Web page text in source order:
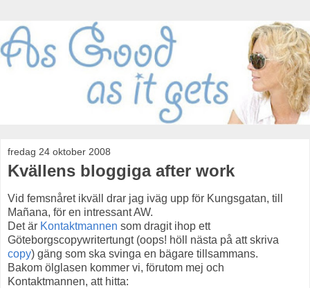
fredag 24 oktober 2008
Kvällens bloggiga after work
Vid femsnåret ikväll drar jag iväg upp för Kungsgatan, till
Mañana, för en intressant AW.
Det är Kontaktmannen som dragit ihop ett
Göteborgscopywritertungt (oops! höll nästa på att skriva
copy) gäng som ska svinga en bägare tillsammans.
Bakom ölglasen kommer vi, förutom mej och
Kontaktmannen, att hitta: